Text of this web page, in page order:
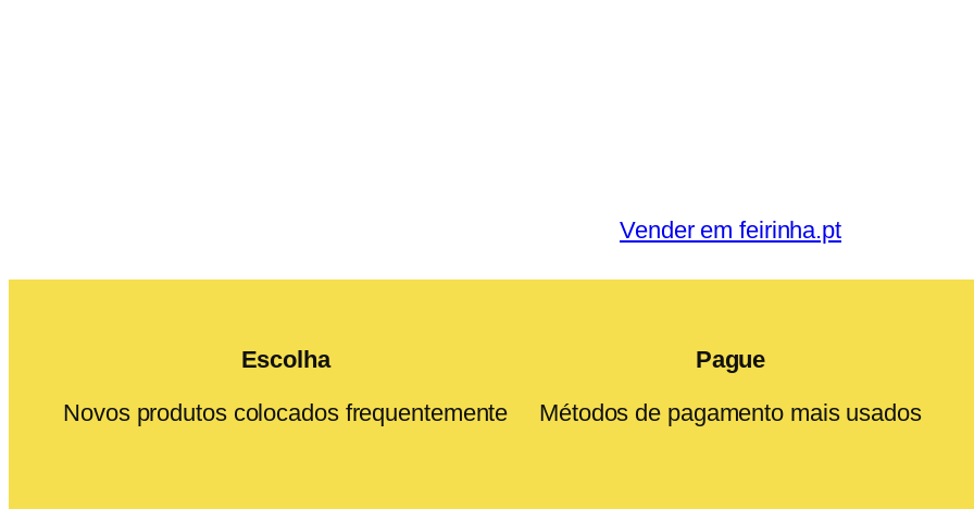
Vender em feirinha.pt
Escolha
Novos produtos colocados frequentemente
Pague
Métodos de pagamento mais usados